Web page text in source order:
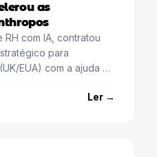
as
com IA, contratou
para
EUA) com a ajuda da
Ler →